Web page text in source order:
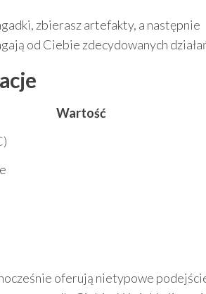
zbierasz artefakty, a następnie
od Ciebie zdecydowanych
Wartość
oferują nietypowe